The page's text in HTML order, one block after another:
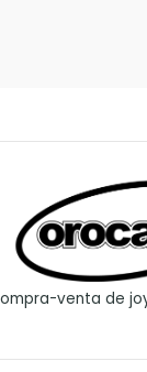
venta de